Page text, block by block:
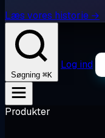
Læs vores historie →
Søgning ⌘K
Log ind
Produkter